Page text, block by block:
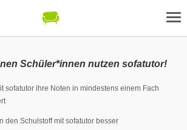
Schüler*innen nutzen sofatutor!
sofatutor ihre Noten in mindestens einem Fach
den Schulstoff mit sofatutor besser